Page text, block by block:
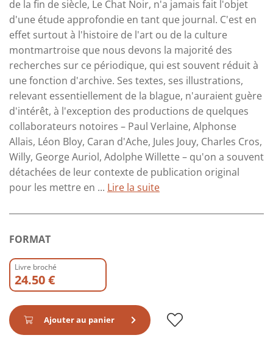
de la fin de siècle, Le Chat Noir, n'a jamais fait l'objet
d'une étude approfondie en tant que journal. C'est en
effet surtout à l'histoire de l'art ou de la culture
montmartroise que nous devons la majorité des
recherches sur ce périodique, qui est souvent réduit à
une fonction d'archive. Ses textes, ses illustrations,
relevant essentiellement de la blague, n'auraient guère
d'intérêt, à l'exception des productions de quelques
collaborateurs notoires – Paul Verlaine, Alphonse
Allais, Léon Bloy, Caran d'Ache, Jules Jouy, Charles Cros,
Willy, George Auriol, Adolphe Willette – qu'on a souvent
détachées de leur contexte de publication original
pour les mettre en ... Lire la suite
FORMAT
Livre broché
24.50 €
Ajouter au panier